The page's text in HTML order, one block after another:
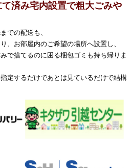
済み宅内設置で粗大ごみや
での配送も、
、お部屋内のご希望の場所へ設置し、
で捨てるのに困る梱包ゴミも持ち帰りま
定するだけであとは見ているだけで結構